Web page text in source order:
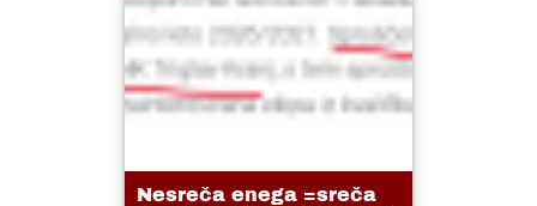
Nesreča enega =sreča